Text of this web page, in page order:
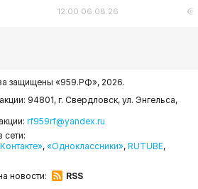
12:00 06.08.26
защищены «959.РФ», 2026.
94801, г. Свердловск, ул. Энгельса,
rf959rf@yandex.ru
сети:
, «Одноклассники», RUTUBE,
новости:
RSS